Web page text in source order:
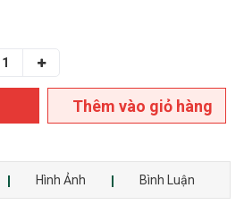
Thêm vào giỏ hàng
Hình Ảnh Bình Luận